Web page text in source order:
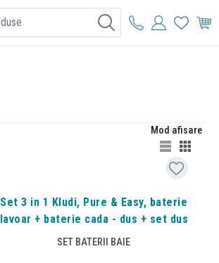
Mod afisare
Set 3 in 1 Kludi, Pure & Easy, baterie
lavoar + baterie cada - dus + set dus
SET BATERII BAIE